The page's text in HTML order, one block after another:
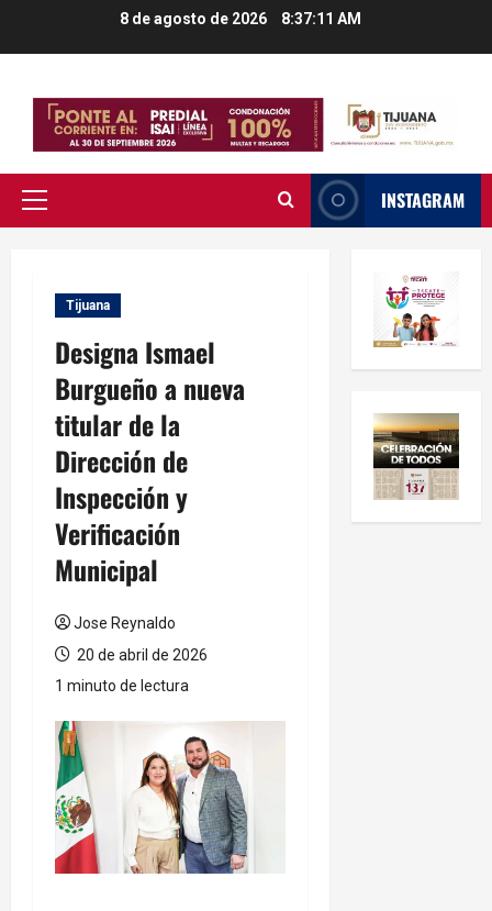
8 de agosto de 2026 8:37:12 AM
Menú
INSTAGRAM
Tijuana
Designa Ismael
Burgueño a nueva
titular de la
Dirección de
Inspección y
Verificación
Municipal
Jose Reynaldo
20 de abril de 2026
1 minuto de lectura